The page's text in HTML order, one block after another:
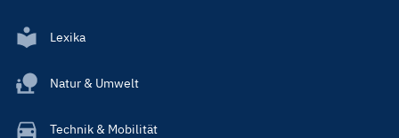
Lexika
Natur & Umwelt
Technik & Mobilität